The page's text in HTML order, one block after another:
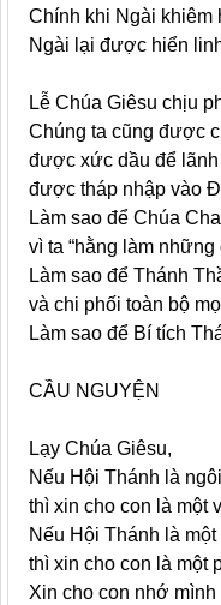
Chính khi Ngài khiêm
Ngài lại được hiển
Lễ Chúa Giêsu chịu
Chúng ta cũng được
được xức dầu để lãnh
được tháp nhập vào
Làm sao để Chúa
vì ta “hằng làm
Làm sao để Thánh
và chi phối toàn bộ
Làm sao để Bí tích
CẦU NGUYỆN
Lạy Chúa Giêsu,
Nếu Hội Thánh là
thì xin cho con là một
Nếu Hội Thánh là một
thì xin cho con là một
Xin cho con nhớ